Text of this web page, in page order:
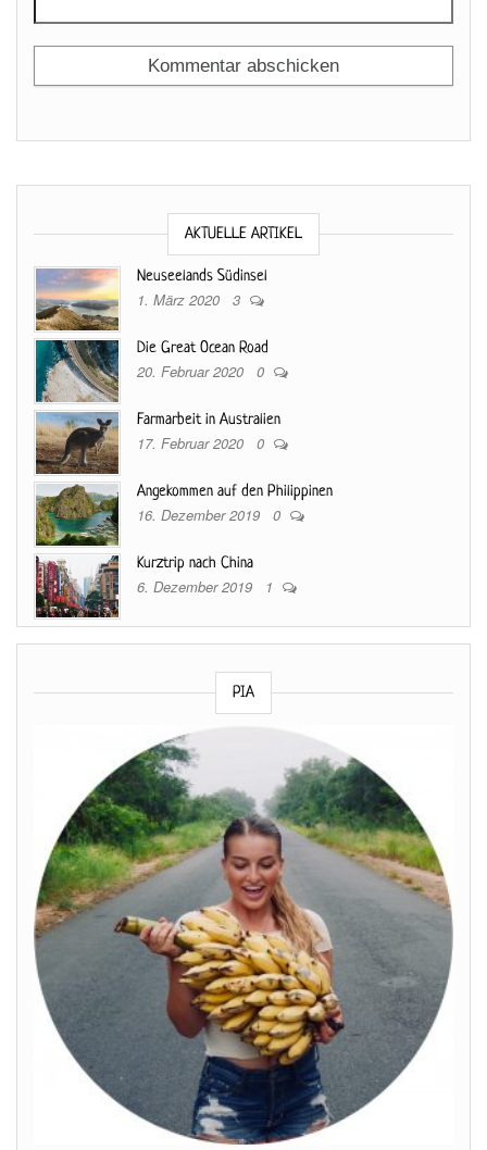
AKTUELLE ARTIKEL
Neuseelands Südinsel
1. März 2020 3
Die Great Ocean Road
20. Februar 2020 0
Farmarbeit in Australien
17. Februar 2020 0
Angekommen auf den Philippinen
16. Dezember 2019 0
Kurztrip nach China
6. Dezember 2019 1
PIA